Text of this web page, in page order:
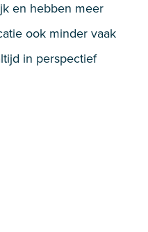
en hebben meer
ook minder vaak
in perspectief